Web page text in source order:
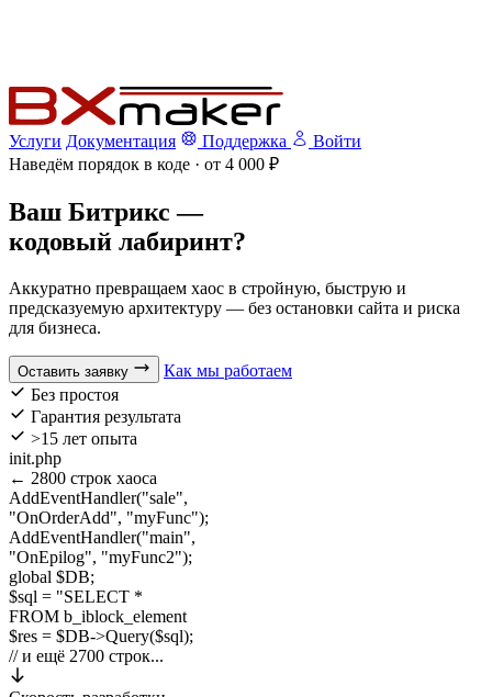
Услуги Документация Поддержка
Войти
Наведём порядок в коде · от 4 000 ₽
Ваш Битрикс —
кодовый лабиринт?
Аккуратно превращаем хаос в стройную, быструю и
предсказуемую архитектуру — без остановки сайта и риска
для бизнеса.
Оставить заявку
Как мы работаем
Без простоя
Гарантия результата
>15 лет опыта
init.php
← 2800 строк хаоса
AddEventHandler("sale",
"OnOrderAdd", "myFunc");
AddEventHandler("main",
"OnEpilog", "myFunc2");
global $DB;
$sql = "SELECT *
FROM b_iblock_element
$res = $DB->Query($sql);
// и ещё 2700 строк...